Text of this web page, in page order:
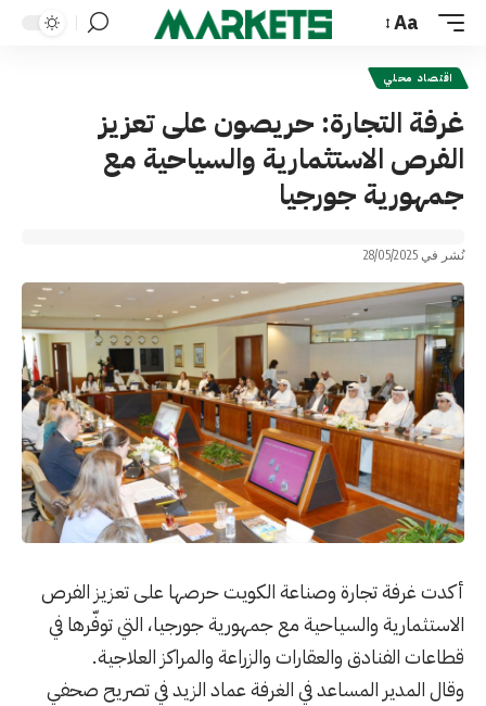
Font
Resizer
Aa
اقتصاد محلي
غرفة التجارة: حريصون على تعزيز
الفرص الاستثمارية والسياحية مع
جمهورية جورجيا
نُشر في 28/05/2025
أكدت غرفة تجارة وصناعة الكويت حرصها على تعزيز الفرص
الاستثمارية والسياحية مع جمهورية جورجيا، التي توفّرها في
قطاعات الفنادق والعقارات والزراعة والمراكز العلاجية.
وقال المدير المساعد في الغرفة عماد الزيد في تصريح صحفي